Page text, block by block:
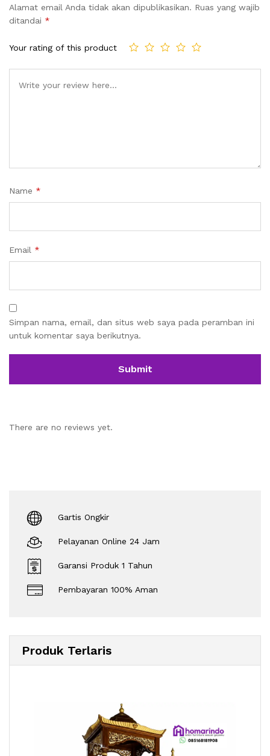
Alamat email Anda tidak akan dipublikasikan. Ruas yang wajib
ditandai *
Your rating of this product
Name *
Email *
Simpan nama, email, dan situs web saya pada peramban ini
untuk komentar saya berikutnya.
There are no reviews yet.
Gartis Ongkir
Pelayanan Online 24 Jam
Garansi Produk 1 Tahun
Pembayaran 100% Aman
Produk Terlaris